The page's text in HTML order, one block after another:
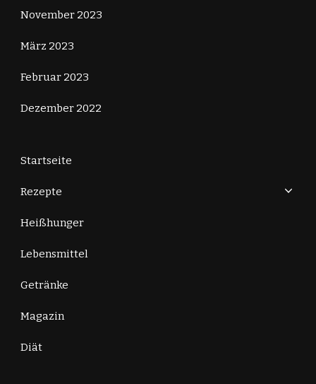
November 2023
März 2023
Februar 2023
Dezember 2022
Startseite
Rezepte
Heißhunger
Lebensmittel
Getränke
Magazin
Diät